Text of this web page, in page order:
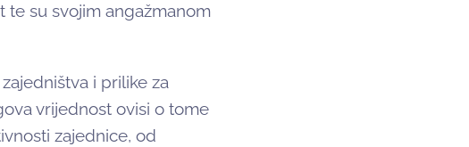
te su svojim angažmanom
i prilike za
vrijednost ovisi o tome
zajednice, od